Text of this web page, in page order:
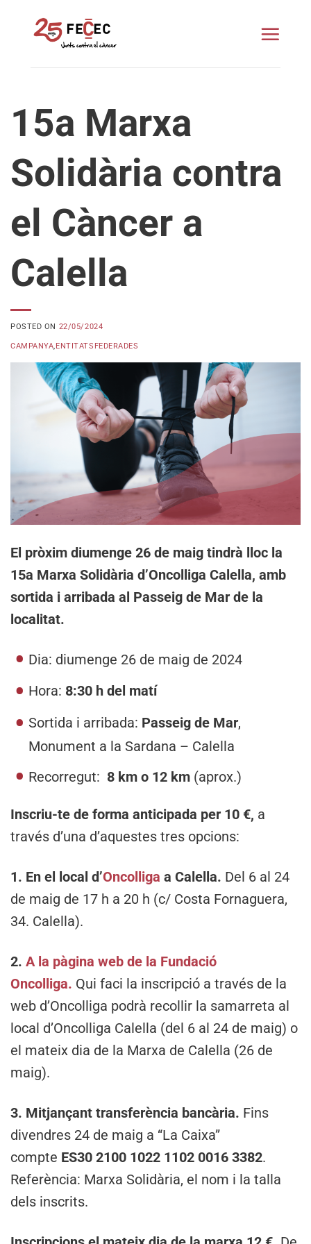
15a Marxa
Solidària contra
el Càncer a
Calella
POSTED ON 22/05/2024
CAMPANYA,ENTITATSFEDERADES
El pròxim diumenge 26 de maig tindrà lloc la
15a Marxa Solidària d’Oncolliga Calella, amb
sortida i arribada al Passeig de Mar de la
localitat.
Dia: diumenge 26 de maig de 2024
Hora: 8:30 h del matí
Sortida i arribada: Passeig de Mar,
Monument a la Sardana – Calella
Recorregut: 8 km o 12 km (aprox.)
Inscriu-te de forma anticipada per 10 €, a
través d’una d’aquestes tres opcions:
1. En el local d’Oncolliga a Calella. Del 6 al 24
de maig de 17 h a 20 h (c/ Costa Fornaguera,
34. Calella).
2. A la pàgina web de la Fundació
Oncolliga. Qui faci la inscripció a través de la
web d’Oncolliga podrà recollir la samarreta al
local d’Oncolliga Calella (del 6 al 24 de maig) o
el mateix dia de la Marxa de Calella (26 de
maig).
3. Mitjançant transferència bancària. Fins
divendres 24 de maig a “La Caixa”
compte ES30 2100 1022 1102 0016 3382.
Referència: Marxa Solidària, el nom i la talla
dels inscrits.